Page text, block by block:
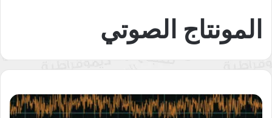
المونتاج الصوتي